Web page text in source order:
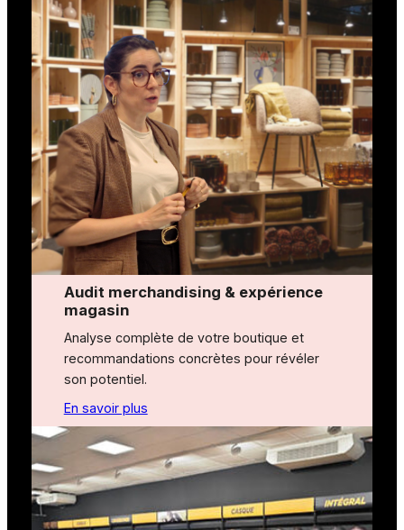
Audit merchandising & expérience
magasin
Analyse complète de votre boutique et
recommandations concrètes pour révéler
son potentiel.
En savoir plus